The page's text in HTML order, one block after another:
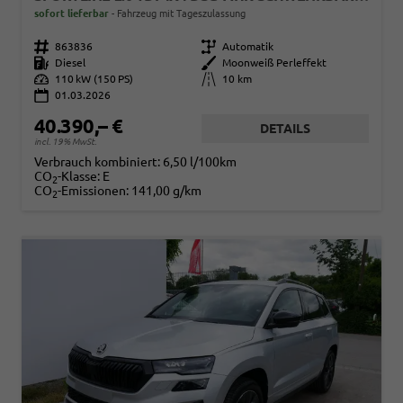
sofort lieferbar Fahrzeug mit Tageszulassung
Fahrzeugnr. 863836 Getriebe Automatik
Kraftstoff
Diesel Außenfarbe
Moonweiß Perleffekt
Leistung
110 kW (150 PS) Kilometerstand
10 km
01.03.2026
40.390,– €
incl. 19% MwSt.
DETAILS
Verbrauch kombiniert: 6,50 l/100km
CO2-Klasse: E
CO2-Emissionen: 141,00 g/km